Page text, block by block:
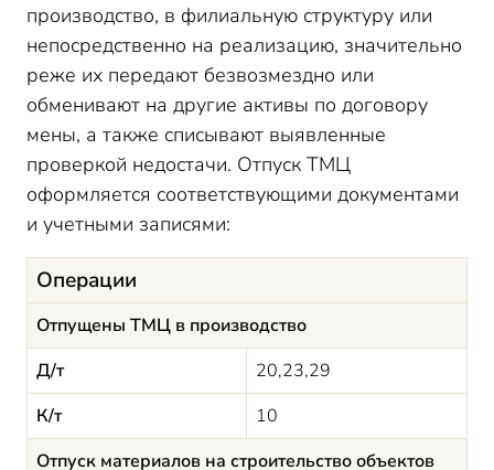
производство, в филиальную структуру или
непосредственно на реализацию, значительно
реже их передают безвозмездно или
обменивают на другие активы по договору
мены, а также списывают выявленные
проверкой недостачи. Отпуск ТМЦ
оформляется соответствующими документами
и учетными записями:
Операции
Отпущены ТМЦ в производство
Д/т
20,23,29
К/т
10
Отпуск материалов на строительство объектов